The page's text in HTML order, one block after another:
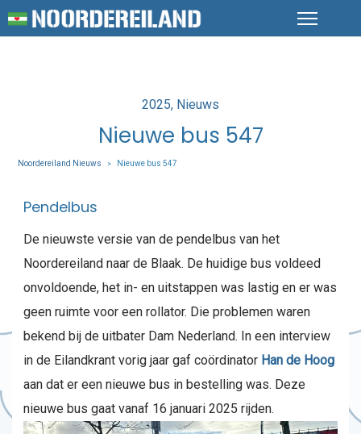
Posted
2025 Nieuws
Nieuwe bus 547
Noordereiland Nieuws > Nieuwe bus 547
Pendelbus
De nieuwste versie van de pendelbus van het
Noordereiland naar de Blaak. De huidige bus voldeed
onvoldoende, het in- en uitstappen was lastig en er was
geen ruimte voor een rollator. Die problemen waren
bekend bij de uitbater Dam Nederland. In een interview
in de Eilandkrant vorig jaar gaf coördinator Han de Hoog
aan dat er een nieuwe bus in bestelling was. Deze
nieuwe bus gaat vanaf 16 januari 2025 rijden.